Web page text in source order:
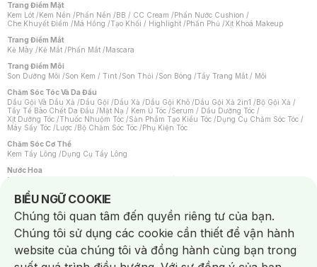
Trang Điểm Mặt
Kem Lót /Kem Nền /Phấn Nền /BB / CC Cream /Phấn Nước Cushion /
Che Khuyết Điểm /Má Hồng /Tạo Khối / Highlight /Phấn Phủ /Xịt Khoá Makeup
Trang Điểm Mắt
Kẻ Mày /Kẻ Mắt /Phấn Mắt /Mascara
Trang Điểm Môi
Son Dưỡng Môi /Son Kem / Tint /Son Thỏi /Son Bóng /Tẩy Trang Mắt / Môi
Chăm Sóc Tóc Và Da Đầu
Dầu Gội Và Dầu Xả /Dầu Gội /Dầu Xả /Dầu Gội Khô /Dầu Gội Xả 2in1 /Bộ Gội Xả /
Tẩy Tế Bào Chết Da Đầu /Mặt Nạ / Kem Ủ Tóc /Serum / Dầu Dưỡng Tóc /
Xịt Dưỡng Tóc /Thuốc Nhuộm Tóc /Sản Phẩm Tạo Kiểu Tóc /Dụng Cụ Chăm Sóc Tóc /
Máy Sấy Tóc /Lược /Bộ Chăm Sóc Tóc /Phụ Kiện Tóc
Chăm Sóc Cơ Thể
Kem Tẩy Lông /Dụng Cụ Tẩy Lông
Nước Hoa
Nước Hoa Nữ
Chăm Sóc Cá Nhân
Chống Muỗi /Khẩu Trang /Máy Massage/Mặt Nạ Xông Hơi /Nước Rửa Tay/
Sản Phẩm Chăm Sóc Khác /Bàn Chải Đánh Răng /Bàn Chải Điện/
Hỗ Trợ Trắng Răng/Kem Đánh Răng /Máy Tăm Nước/ Nước Súc Miệng/
Tăm / Chỉ Nha Khoa/ Xịt Thơm Miệng / Dung Dịch Vệ Sinh/Dưỡng Vùng Kín/
Khăn Ướt Vệ Sinh Vùng Kín/Băng Vệ Sinh/Tampon/Bọt Cạo Râu /Dao Cạo Râu/
Máy Cạo Râu
BIỂU NGỮ COOKIE
Notice about cookies usage
Chúng tôi quan tâm đến quyền riêng tư của bạn.
Chúng tôi sử dụng các cookie cần thiết để vận hành
website của chúng tôi và đồng hành cùng bạn trong